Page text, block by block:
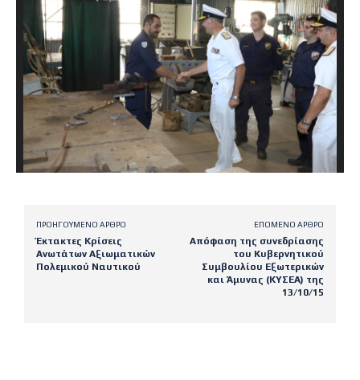
ΠΡΟΗΓΟΎΜΕΝΟ ΆΡΘΡΟ
Έκτακτες Κρίσεις
Ανωτάτων Αξιωματικών
Πολεμικού Ναυτικού
ΕΠΌΜΕΝΟ ΆΡΘΡΟ
Απόφαση της συνεδρίασης
του Κυβερνητικού
Συμβουλίου Εξωτερικών
και Άμυνας (ΚΥΣΕΑ) της
13/10/15